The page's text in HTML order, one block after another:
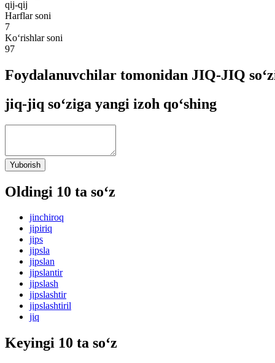
qij-qij
Harflar soni
7
Ko‘rishlar soni
97
Foydalanuvchilar tomonidan JIQ-JIQ
jiq-jiq so‘ziga yangi izoh qo‘shing
Yuborish
Oldingi 10 ta so‘z
jinchiroq
jipiriq
jips
jipsla
jipslan
jipslantir
jipslash
jipslashtir
jipslashtiril
jiq
Keyingi 10 ta so‘z